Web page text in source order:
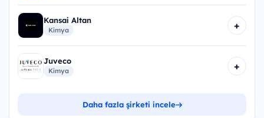
Kansai Altan
Kimya +
Juveco
Kimya +
Daha fazla şirketi incele